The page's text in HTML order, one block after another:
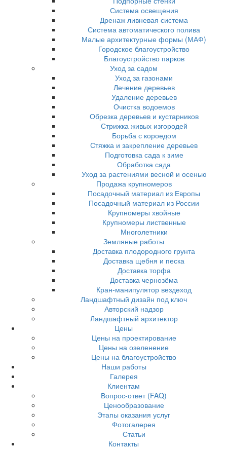
Система освещения
Дренаж ливневая система
Система автоматического полива
Малые архитектурные формы (МАФ)
Городское благоустройство
Благоустройство парков
Уход за садом
Уход за газонами
Лечение деревьев
Удаление деревьев
Очистка водоемов
Обрезка деревьев и кустарников
Стрижка живых изгородей
Борьба с короедом
Стяжка и закрепление деревьев
Подготовка сада к зиме
Обработка сада
Уход за растениями весной и осенью
Продажа крупномеров
Посадочный материал из Европы
Посадочный материал из России
Крупномеры хвойные
Крупномеры лиственные
Многолетники
Земляные работы
Доставка плодородного грунта
Доставка щебня и песка
Доставка торфа
Доставка чернозёма
Кран-манипулятор вездеход
Ландшафтный дизайн под ключ
Авторский надзор
Ландшафтный архитектор
Цены
Цены на проектирование
Цены на озеленение
Цены на благоустройство
Наши работы
Галерея
Клиентам
Вопрос-ответ (FAQ)
Ценообразование
Этапы оказания услуг
Фотогалерея
Статьи
Контакты